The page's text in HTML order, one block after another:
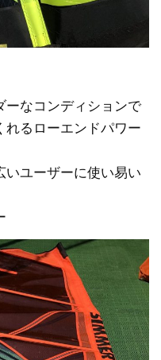
ーなコンディションで
れるローエンドパワー
いユーザーに使い易い